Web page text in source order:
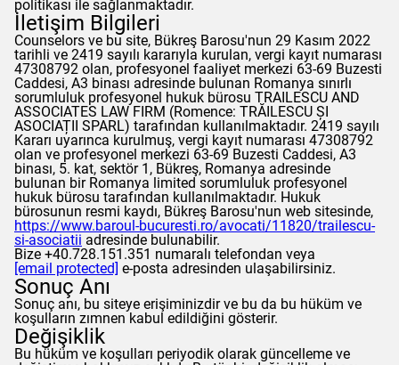
politikası ile sağlanmaktadır.
İletişim Bilgileri
Counselors ve bu site, Bükreş Barosu'nun 29 Kasım 2022
tarihli ve 2419 sayılı kararıyla kurulan, vergi kayıt numarası
47308792 olan, profesyonel faaliyet merkezi 63-69 Buzesti
Caddesi, A3 binası adresinde bulunan Romanya sınırlı
sorumluluk profesyonel hukuk bürosu TRAILESCU AND
ASSOCIATES LAW FIRM (Romence: TRĂILESCU ȘI
ASOCIAȚII SPARL) tarafından kullanılmaktadır. 2419 sayılı
Kararı uyarınca kurulmuş, vergi kayıt numarası 47308792
olan ve profesyonel merkezi 63-69 Buzesti Caddesi, A3
binası, 5. kat, sektör 1, Bükreş, Romanya adresinde
bulunan bir Romanya limited sorumluluk profesyonel
hukuk bürosu tarafından kullanılmaktadır. Hukuk
bürosunun resmi kaydı, Bükreş Barosu'nun web sitesinde,
https://www.baroul-bucuresti.ro/avocati/11820/trailescu-
si-asociatii adresinde bulunabilir.
Bize +40.728.151.351 numaralı telefondan veya
[email protected] e-posta adresinden ulaşabilirsiniz.
Sonuç Anı
Sonuç anı, bu siteye erişiminizdir ve bu da bu hüküm ve
koşulların zımnen kabul edildiğini gösterir.
Değişiklik
Bu hüküm ve koşulları periyodik olarak güncelleme ve